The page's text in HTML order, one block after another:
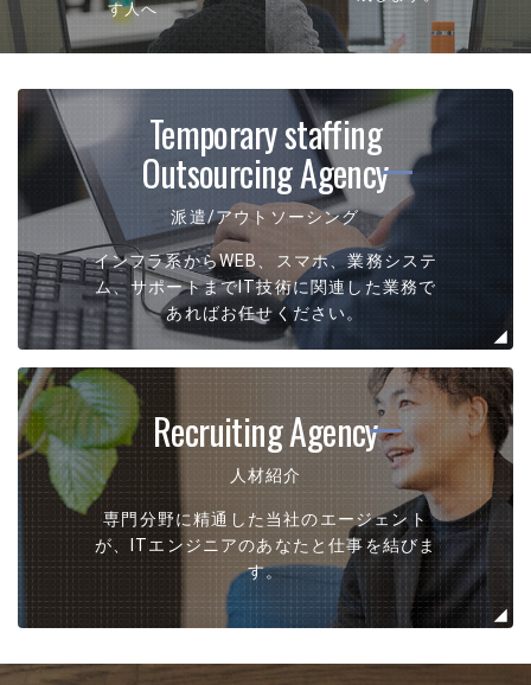
す人へ
Temporary staffing
Outsourcing Agency
派遣/アウトソーシング
インフラ系からWEB、スマホ、業務システ
ム、サポートまでIT技術に関連した業務で
あればお任せください。
Recruiting Agency
人材紹介
専門分野に精通した当社のエージェント
が、ITエンジニアのあなたと仕事を結びま
す。